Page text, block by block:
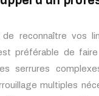
reconnaître vos
préférable de
serrures
multiples